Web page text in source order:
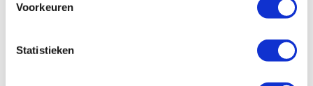
Voorkeuren
Statistieken